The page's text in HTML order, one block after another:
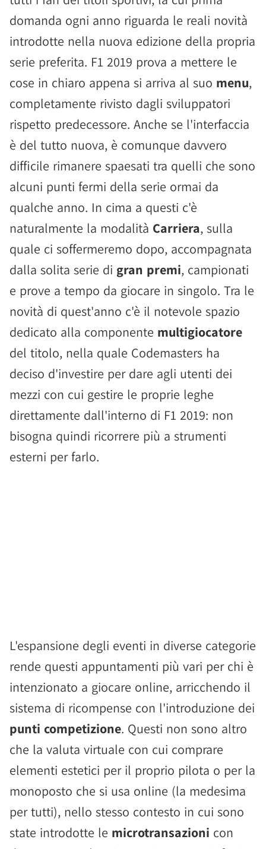
domanda ogni anno riguarda le reali novità
introdotte nella nuova edizione della propria
serie preferita. F1 2019 prova a mettere le
cose in chiaro appena si arriva al suo menu,
completamente rivisto dagli sviluppatori
rispetto predecessore. Anche se l'interfaccia
è del tutto nuova, è comunque davvero
difficile rimanere spaesati tra quelli che sono
alcuni punti fermi della serie ormai da
qualche anno. In cima a questi c'è
naturalmente la modalità Carriera, sulla
quale ci soffermeremo dopo, accompagnata
dalla solita serie di gran premi, campionati
e prove a tempo da giocare in singolo. Tra le
novità di quest'anno c'è il notevole spazio
dedicato alla componente multigiocatore
del titolo, nella quale Codemasters ha
deciso d'investire per dare agli utenti dei
mezzi con cui gestire le proprie leghe
direttamente dall'interno di F1 2019: non
bisogna quindi ricorrere più a strumenti
esterni per farlo.
L'espansione degli eventi in diverse categorie
rende questi appuntamenti più vari per chi è
intenzionato a giocare online, arricchendo il
sistema di ricompense con l'introduzione dei
punti competizione. Questi non sono altro
che la valuta virtuale con cui comprare
elementi estetici per il proprio pilota o per la
monoposto che si usa online (la medesima
per tutti), nello stesso contesto in cui sono
state introdotte le microtransazioni con